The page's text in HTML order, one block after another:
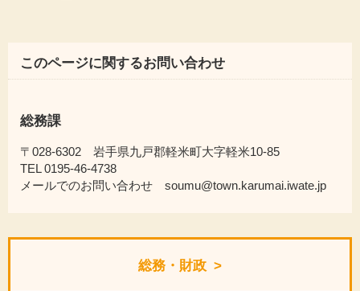
このページに関するお問い合わせ
総務課
〒028-6302 岩手県九戸郡軽米町大字軽米10-85
TEL 0195-46-4738
メールでのお問い合わせ soumu@town.karumai.iwate.jp
総務・財政